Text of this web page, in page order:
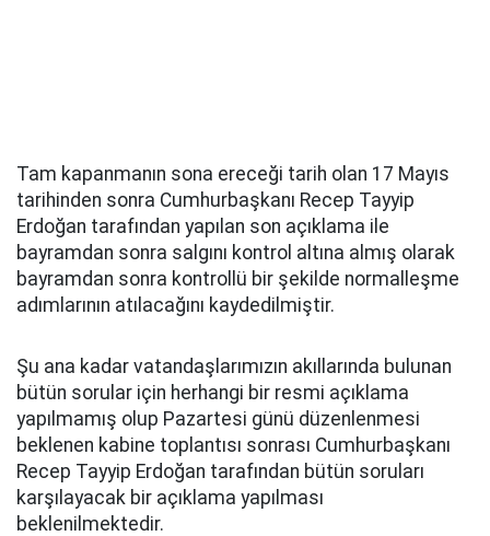
Tam kapanmanın sona ereceği tarih olan 17 Mayıs
tarihinden sonra Cumhurbaşkanı Recep Tayyip
Erdoğan tarafından yapılan son açıklama ile
bayramdan sonra salgını kontrol altına almış olarak
bayramdan sonra kontrollü bir şekilde normalleşme
adımlarının atılacağını kaydedilmiştir.
Şu ana kadar vatandaşlarımızın akıllarında bulunan
bütün sorular için herhangi bir resmi açıklama
yapılmamış olup Pazartesi günü düzenlenmesi
beklenen kabine toplantısı sonrası Cumhurbaşkanı
Recep Tayyip Erdoğan tarafından bütün soruları
karşılayacak bir açıklama yapılması
beklenilmektedir.